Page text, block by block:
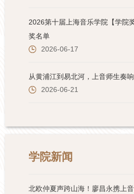
学院新闻
北欧仲夏声跨山海！廖昌永携上